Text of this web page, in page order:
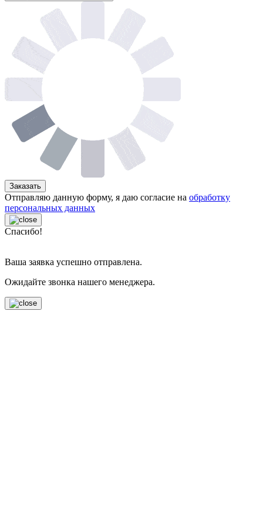
Заказать
Отправляю данную форму, я даю согласие на обработку
персональных данных
Спасибо!
Ваша заявка успешно отправлена.
Ожидайте звонка нашего менеджера.